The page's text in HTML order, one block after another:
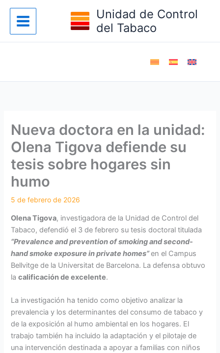
contenido
Unidad de Control
del Tabaco
Nueva doctora en la unidad:
Olena Tigova defiende su
tesis sobre hogares sin
humo
Olena Tigova, investigadora de la Unidad de Control del
Tabaco, defendió el 3 de febrero su tesis doctoral titulada
“Prevalence and prevention of smoking and second-
hand smoke exposure in private homes”en el Campus
Bellvitge de la Universitat de Barcelona. La defensa obtuvo
lacalificación de excelente.
La investigación ha tenido como objetivo analizar la
prevalencia y los determinantes del consumo de tabaco y
de la exposición al humo ambiental en los hogares. El
trabajo también ha incluido la adaptación y el pilotaje de
una intervención destinada a apoyar a familias con niños